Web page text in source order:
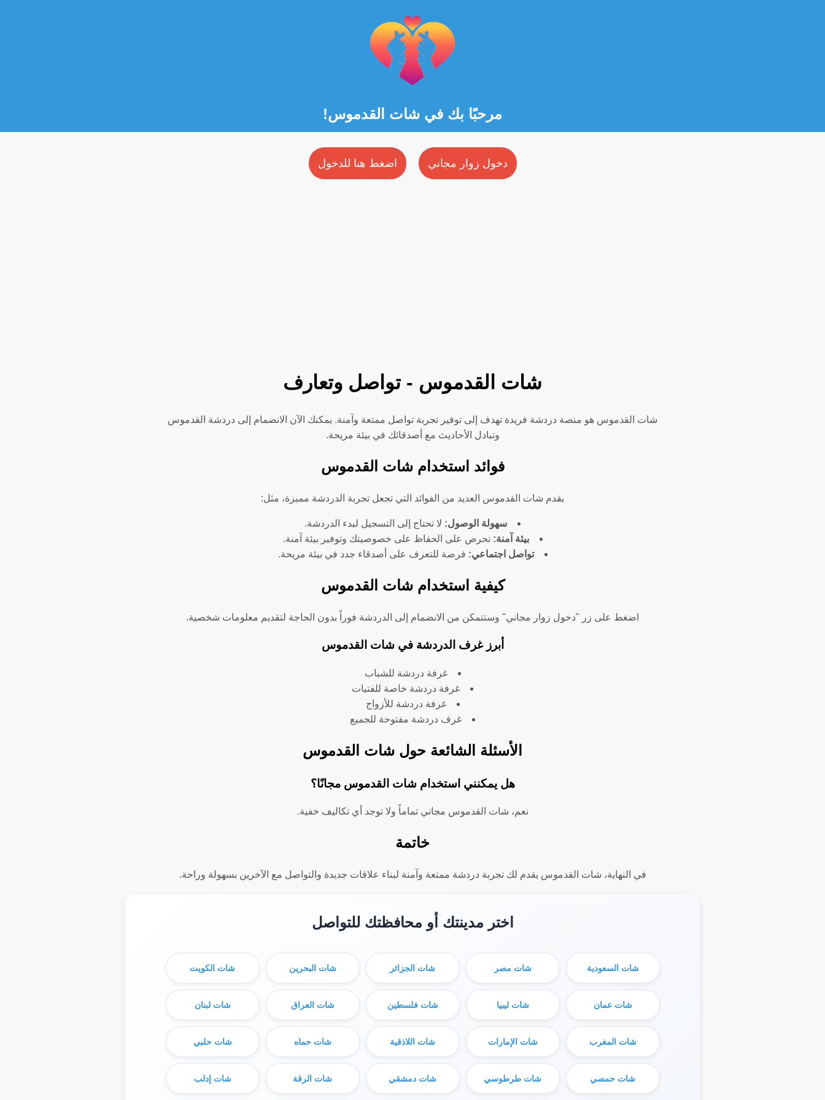
مرحبًا بك في شات القدموس!
دخول زوار مجاني اضغط هنا للدخول
شات القدموس - تواصل وتعارف
شات القدموس هو منصة دردشة فريدة تهدف إلى توفير تجربة تواصل ممتعة وآمنة. يمكنك الآن الانضمام إلى دردشة القدموس
وتبادل الأحاديث مع أصدقائك في بيئة مريحة.
فوائد استخدام شات القدموس
يقدم شات القدموس العديد من الفوائد التي تجعل تجربة الدردشة مميزة، مثل:
سهولة الوصول: لا تحتاج إلى التسجيل لبدء الدردشة.
بيئة آمنة: نحرص على الحفاظ على خصوصيتك وتوفير بيئة آمنة.
تواصل اجتماعي: فرصة للتعرف على أصدقاء جدد في بيئة مريحة.
كيفية استخدام شات القدموس
اضغط على زر "دخول زوار مجاني" وستتمكن من الانضمام إلى الدردشة فوراً بدون الحاجة لتقديم معلومات شخصية.
أبرز غرف الدردشة في شات القدموس
غرفة دردشة للشباب
غرفة دردشة خاصة للفتيات
غرفة دردشة للأزواج
غرف دردشة مفتوحة للجميع
الأسئلة الشائعة حول شات القدموس
هل يمكنني استخدام شات القدموس مجانًا؟
نعم، شات القدموس مجاني تماماً ولا توجد أي تكاليف خفية.
خاتمة
في النهاية، شات القدموس يقدم لك تجربة دردشة ممتعة وآمنة لبناء علاقات جديدة والتواصل مع الآخرين بسهولة وراحة.
اختر مدينتك أو محافظتك للتواصل
شات السعودية شات مصر شات الجزائر شات البحرين شات الكويت
شات عمان شات ليبيا شات فلسطين شات العراق شات لبنان
شات المغرب شات الإمارات شات اللاذقية شات حماه شات حلبي
شات حمصي شات طرطوسي شات دمشقي شات الرقة شات إدلب